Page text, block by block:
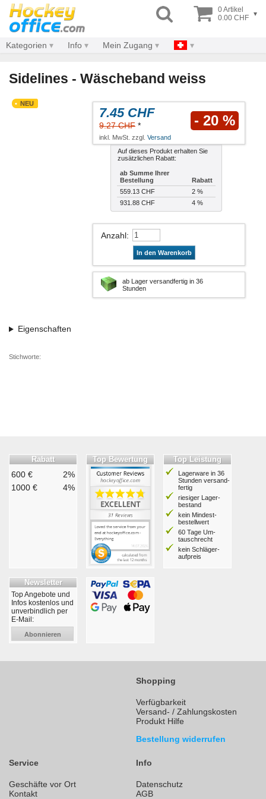
0 Artikel
0.00 CHF ▾
Kategorien Info Mein Zugang
Sidelines - Wäscheband weiss
NEU
7.45 CHF
9.27 CHF * - 20 %
inkl. MwSt. zzgl. Versand
Auf dieses Produkt erhalten Sie
zusätzlichen Rabatt:
ab Summe Ihrer
Bestellung
Rabatt
559.13 CHF
2 %
931.88 CHF
4 %
Anzahl:
In den Warenkorb
ab Lager versandfertig in 36
Stunden
Eigenschaften
Stichworte:
Rabatt
600 €
2%
1000 €
4%
Top Bewertung Top Leistung
Lagerware in 36
Stunden ver­sand­
fertig
riesiger Lager­
bestand
kein Mindest­
bestell­wert
60 Tage Um­
tausch­recht
kein Schläger­
aufpreis
Newsletter
Top Angebote und
Infos kostenlos und
unverbindlich per
E-Mail:
Abonnieren
Shopping
Verfügbarkeit
Versand- / Zahlungskosten
Produkt Hilfe
Bestellung widerrufen
Service
Geschäfte vor Ort
Kontakt
Info
Datenschutz
AGB